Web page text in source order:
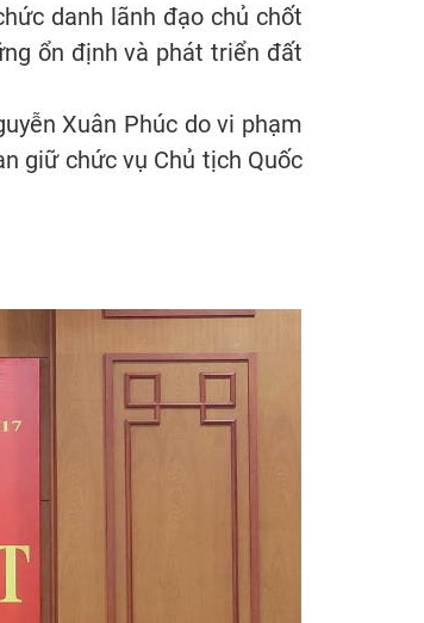
danh lãnh đạo chủ chốt
ổn định và phát triển đất
Xuân Phúc do vi phạm
giữ chức vụ Chủ tịch Quốc